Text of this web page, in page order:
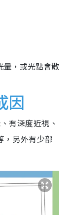
暈，或光點會散
因
有深度近視、
，另外有少部